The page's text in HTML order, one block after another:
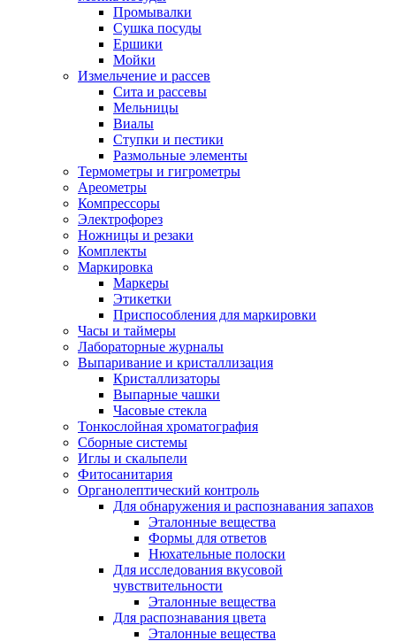
Промывалки
Сушка посуды
Ершики
Мойки
Измельчение и рассев
Сита и рассевы
Мельницы
Виалы
Ступки и пестики
Размольные элементы
Термометры и гигрометры
Ареометры
Компрессоры
Электрофорез
Ножницы и резаки
Комплекты
Маркировка
Маркеры
Этикетки
Приспособления для маркировки
Часы и таймеры
Лабораторные журналы
Выпаривание и кристаллизация
Кристаллизаторы
Выпарные чашки
Часовые стекла
Тонкослойная хроматография
Сборные системы
Иглы и скальпели
Фитосанитария
Органолептический контроль
Для обнаружения и распознавания запахов
Эталонные вещества
Формы для ответов
Нюхательные полоски
Для исследования вкусовой
чувствительности
Эталонные вещества
Для распознавания цвета
Эталонные вещества